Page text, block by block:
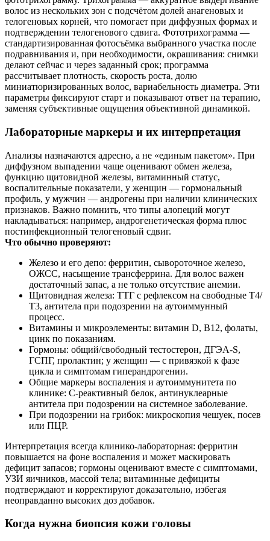
волос из нескольких зон с подсчётом долей анагеновых и
телогеновых корней, что помогает при диффузных формах и
подтверждении телогенового сдвига. Фототрихограмма —
стандартизированная фотосъёмка выбранного участка после
подравнивания и, при необходимости, окрашивания: снимки
делают сейчас и через заданный срок; программа
рассчитывает плотность, скорость роста, долю
миниатюризированных волос, вариабельность диаметра. Эти
параметры фиксируют старт и показывают ответ на терапию,
заменяя субъективные ощущения объективной динамикой.
Лабораторные маркеры и их интерпретация
Анализы назначаются адресно, а не «единым пакетом». При
диффузном выпадении чаще оценивают обмен железа,
функцию щитовидной железы, витаминный статус,
воспалительные показатели, у женщин — гормональный
профиль, у мужчин — андрогены при наличии клинических
признаков. Важно помнить, что типы алопеций могут
накладываться: например, андрогенетическая форма плюс
постинфекционный телогеновый сдвиг.
Что обычно проверяют:
Железо и его депо: ферритин, сывороточное железо,
ОЖСС, насыщение трансферрина. Для волос важен
достаточный запас, а не только отсутствие анемии.
Щитовидная железа: ТТГ с рефлексом на свободные Т4/
Т3, антитела при подозрении на аутоиммунный
процесс.
Витамины и микроэлементы: витамин D, В12, фолаты,
цинк по показаниям.
Гормоны: общий/свободный тестостерон, ДГЭА-S,
ГСПГ, пролактин; у женщин — с привязкой к фазе
цикла и симптомам гиперандрогении.
Общие маркеры воспаления и аутоиммунитета по
клинике: С-реактивный белок, антинуклеарные
антитела при подозрении на системное заболевание.
При подозрении на грибок: микроскопия чешуек, посев
или ПЦР.
Интерпретация всегда клинико-лабораторная: ферритин
повышается на фоне воспаления и может маскировать
дефицит запасов; гормоны оценивают вместе с симптомами,
УЗИ яичников, массой тела; витаминные дефициты
подтверждают и корректируют доказательно, избегая
неоправданно высоких доз добавок.
Когда нужна биопсия кожи головы